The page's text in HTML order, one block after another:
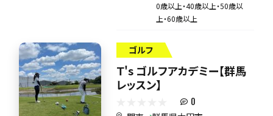
0歳以上・40歳以上・50歳以
上・60歳以上
ゴルフ
Ｔ's ゴルフアカデミー【群馬
レッスン】
0